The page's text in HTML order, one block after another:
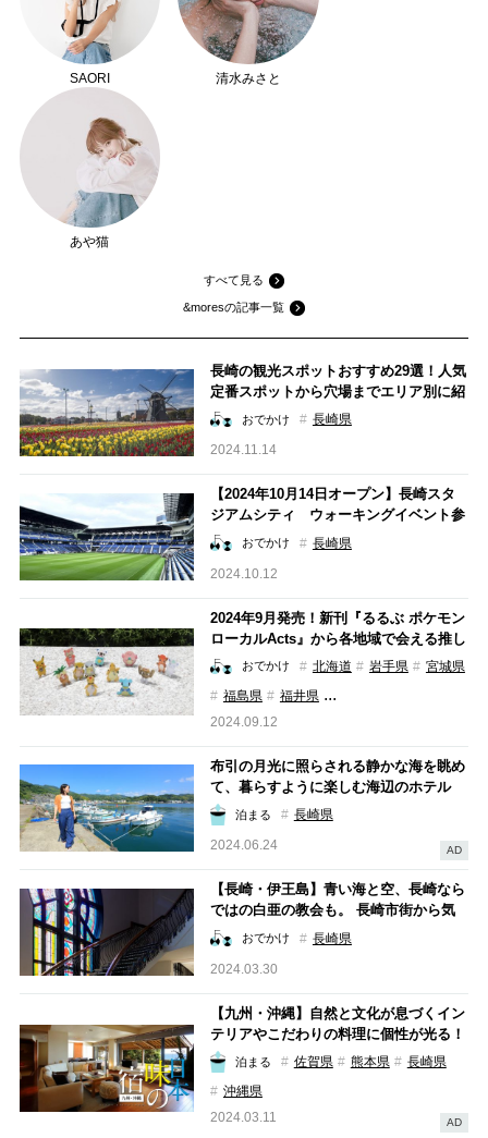
SAORI 清水みさと
あや猫
すべて見る
&moresの記事一覧
長崎の観光スポットおすすめ29選！人気
定番スポットから穴場までエリア別に紹
介
おでかけ
長崎県
2024.11.14
【2024年10月14日オープン】長崎スタ
ジアムシティ ウォーキングイベント参
加レポート
おでかけ
長崎県
2024.10.12
2024年9月発売！新刊『るるぶ ポケモン
ローカルActs』から各地域で会える推し
ポケモンを紹介
おでかけ 北海道 岩手県
宮城県
福島県
福井県 ...
2024.09.12
布引の月光に照らされる静かな海を眺め
て、暮らすように楽しむ海辺のホテル
【月と海（長崎県 長崎市）】
AD
泊まる
長崎県
2024.06.24
【長崎・伊王島】青い海と空、長崎なら
ではの白亜の教会も。 長崎市街から気
軽にアクセスしてリゾート気分を満喫！
おでかけ
長崎県
2024.03.30
【九州・沖縄】自然と文化が息づくイン
テリアやこだわりの料理に個性が光る！
「日本 味の宿」5選
AD
泊まる 佐賀県 熊本県
長崎県
沖縄県
2024.03.11